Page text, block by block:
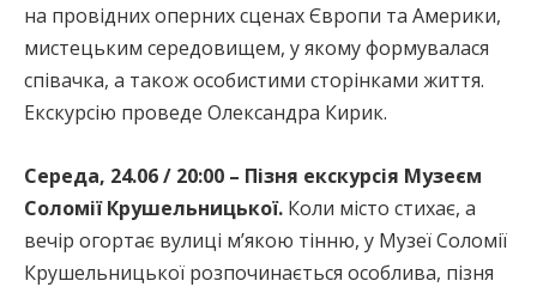
на провідних оперних сценах Європи та Америки,
мистецьким середовищем, у якому формувалася
співачка, а також особистими сторінками життя.
Екскурсію проведе Олександра Кирик.
Середа, 24.06 / 20:00 – Пізня екскурсія Музеєм
Соломії Крушельницької. Коли місто стихає, а
вечір огортає вулиці м’якою тінню, у Музеї Соломії
Крушельницької розпочинається особлива, пізня